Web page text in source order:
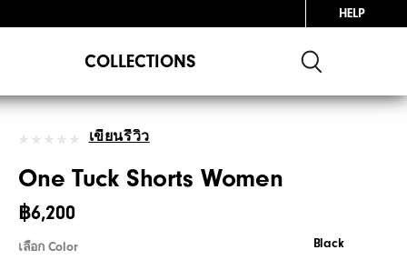
HELP
COLLECTIONS
เขียนรีวิว
One Tuck Shorts Women
฿6,200
เลือก Color Black